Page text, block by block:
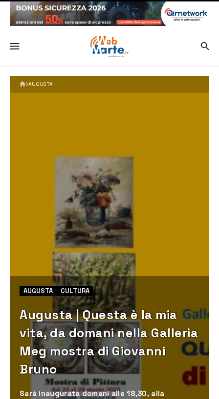
AUGUSTA
AUGUSTA CULTURA
Augusta | Questa è la mia
vita, da domani nella Galleria
Meg mostra di Giovanni
Bruno
Sarà inaugurata domani alle 18,30, alla